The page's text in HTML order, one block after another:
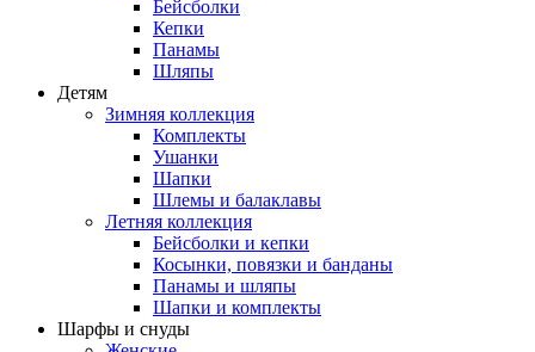
Бейсболки
Кепки
Панамы
Шляпы
Детям
Зимняя коллекция
Комплекты
Ушанки
Шапки
Шлемы и балаклавы
Летняя коллекция
Бейсболки и кепки
Косынки, повязки и банданы
Панамы и шляпы
Шапки и комплекты
Шарфы и снуды